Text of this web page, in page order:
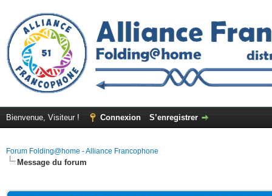
Bienvenue, Visiteur ! Connexion S’enregistrer
Forum Folding@home - Alliance Francophone
Message du forum